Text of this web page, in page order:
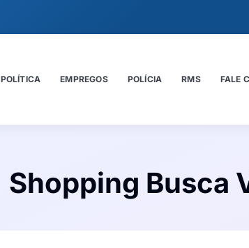
POLÍTICA EMPREGOS POLÍCIA RMS FALE
Shopping Busca